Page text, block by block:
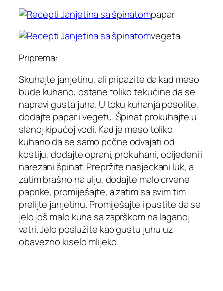
papar
vegeta
Priprema:
Skuhajte janjetinu, ali pripazite da kad meso
bude kuhano, ostane toliko tekućine da se
napravi gusta juha. U toku kuhanja posolite,
dodajte papar i vegetu. Špinat prokuhajte u
slanoj kipućoj vodi. Kad je meso toliko
kuhano da se samo počne odvajati od
kostiju, dodajte oprani, prokuhani, ocijeđeni i
narezani špinat. Prepržite nasjeckani luk, a
zatim brašno na ulju, dodajte malo crvene
paprike, promiješajte, a zatim sa svim tim
prelijte janjetinu. Promiješajte i pustite da se
jelo još malo kuha sa zaprškom na laganoj
vatri. Jelo poslužite kao gustu juhu uz
obavezno kiselo mlijeko.